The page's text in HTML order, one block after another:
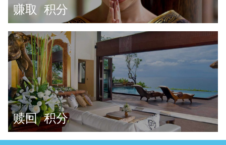
赚取 积分
赎回积分